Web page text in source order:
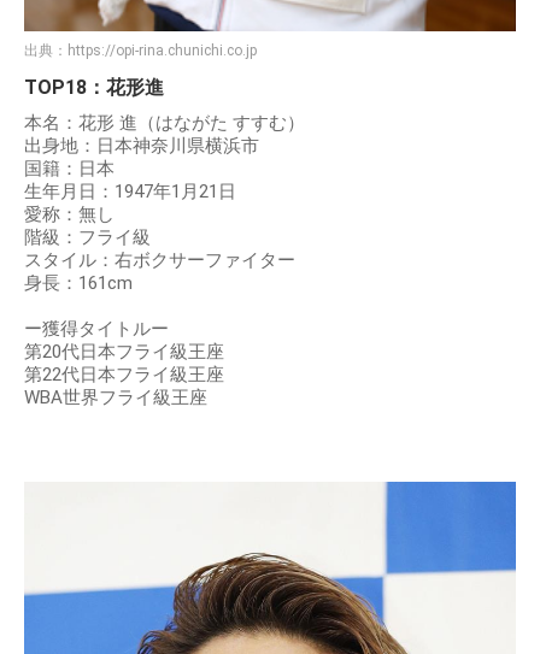
出典： https://opi-rina.chunichi.co.jp
TOP18：花形進
本名：花形 進（はながた すすむ）
出身地：日本神奈川県横浜市
国籍：日本
生年月日：1947年1月21日
愛称：無し
階級：フライ級
スタイル：右ボクサーファイター
身長：161cm
ー獲得タイトルー
第20代日本フライ級王座
第22代日本フライ級王座
WBA世界フライ級王座